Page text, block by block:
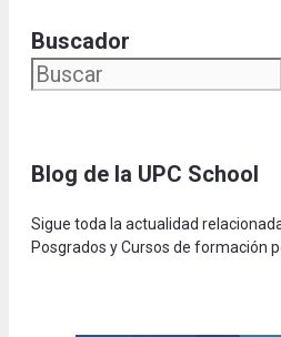
Buscador
Blog de la UPC School
Sigue toda la actualidad
Posgrados y Cursos de formación